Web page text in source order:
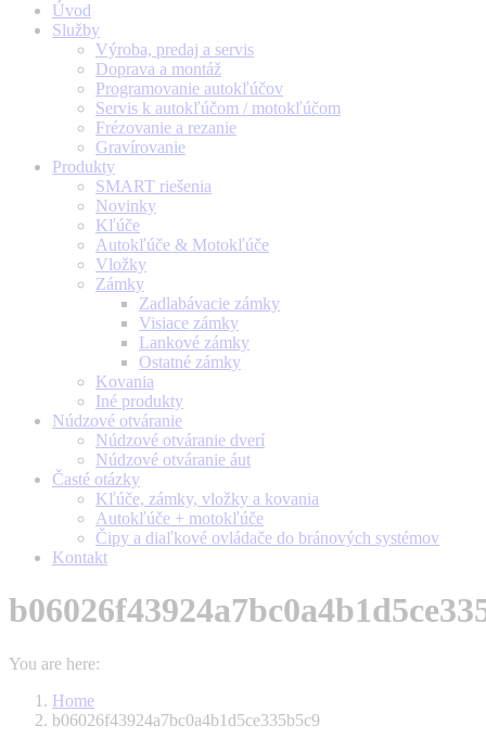
Úvod
Služby
Výroba, predaj a servis
Doprava a montáž
Programovanie autokľúčov
Servis k autokľúčom / motokľúčom
Frézovanie a rezanie
Gravírovanie
Produkty
SMART riešenia
Novinky
Kľúče
Autokľúče & Motokľúče
Vložky
Zámky
Zadlabávacie zámky
Visiace zámky
Lankové zámky
Ostatné zámky
Kovania
Iné produkty
Núdzové otváranie
Núdzové otváranie dverí
Núdzové otváranie áut
Časté otázky
Kľúče, zámky, vložky a kovania
Autokľúče + motokľúče
Čipy a diaľkové ovládače do bránových systémov
Kontakt
You are here:
Home
b06026f43924a7bc0a4b1d5ce335b5c9